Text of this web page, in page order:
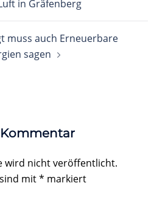
in Gräfenberg
muss auch Erneuerbare
sagen
wird nicht veröffentlicht.
mit* markiert